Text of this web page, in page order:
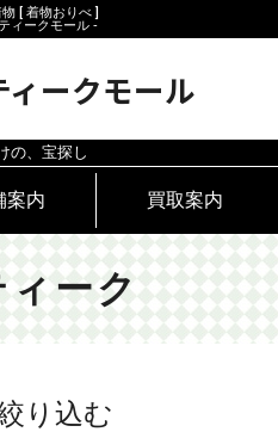
[ 着物おりべ ]
ィークモール ‐
ークモール
の、宝探し
案内 買取案内
ーク
り込む